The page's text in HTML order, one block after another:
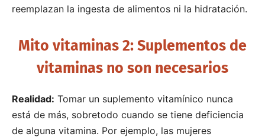
reemplazan la ingesta de alimentos ni la hidratación.
Mito vitaminas 2: Suplementos de
vitaminas no son necesarios
Realidad: Tomar un suplemento vitamínico nunca
está de más, sobretodo cuando se tiene deficiencia
de alguna vitamina. Por ejemplo, las mujeres